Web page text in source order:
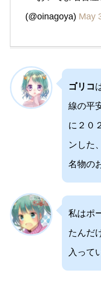
(@oinagoya) May
ゴリコ
線の平
に２０
ンした、
名物の
私はポ
たんだ
入って